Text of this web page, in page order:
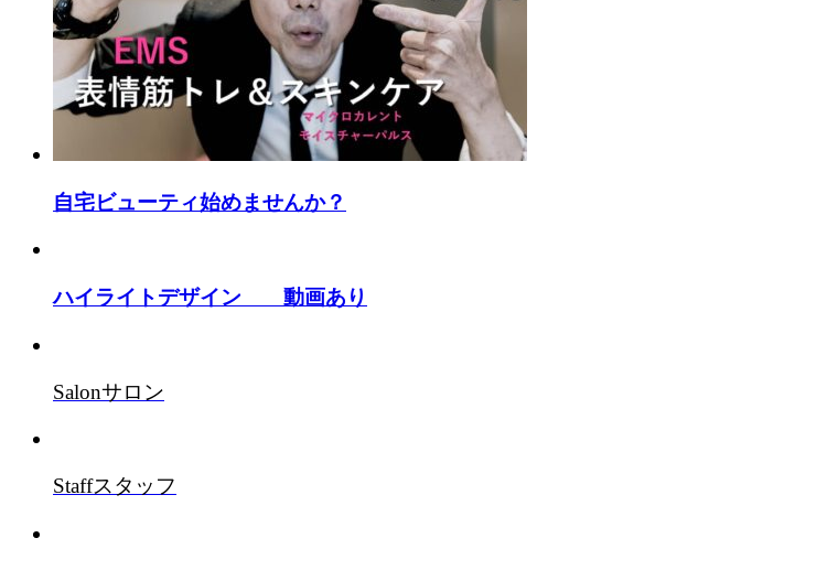
自宅ビューティ始めませんか？
ハイライトデザイン 動画あり
Salonサロン
Staffスタッフ